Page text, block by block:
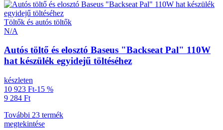
Töltők és autós töltők
N/A
Autós töltő és elosztó Baseus "Backseat Pal" 110W
hat készülék egyidejű töltéséhez
készleten
10 923 Ft-15 %
9 284 Ft
További 23 termék
megtekintése